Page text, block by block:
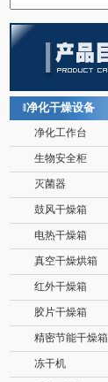
净化干燥设备
净化工作台
生物安全柜
灭菌器
鼓风干燥箱
电热干燥箱
真空干燥烘箱
红外干燥箱
胶片干燥箱
精密节能干燥箱
冻干机